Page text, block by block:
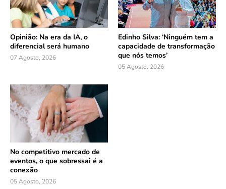
Opinião: Na era da IA, o
diferencial será humano
07 Agosto, 2026
Edinho Silva: ‘Ninguém tem a
capacidade de transformação
que nós temos’
05 Agosto, 2026
No competitivo mercado de
eventos, o que sobressai é a
conexão
05 Agosto, 2026